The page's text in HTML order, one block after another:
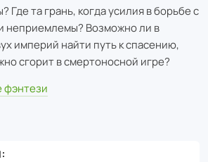
Где та грань, когда усилия в борьбе с
неприемлемы? Возможно ли в
империй найти путь к спасению,
сгорит в смертоносной игре?
фэнтези